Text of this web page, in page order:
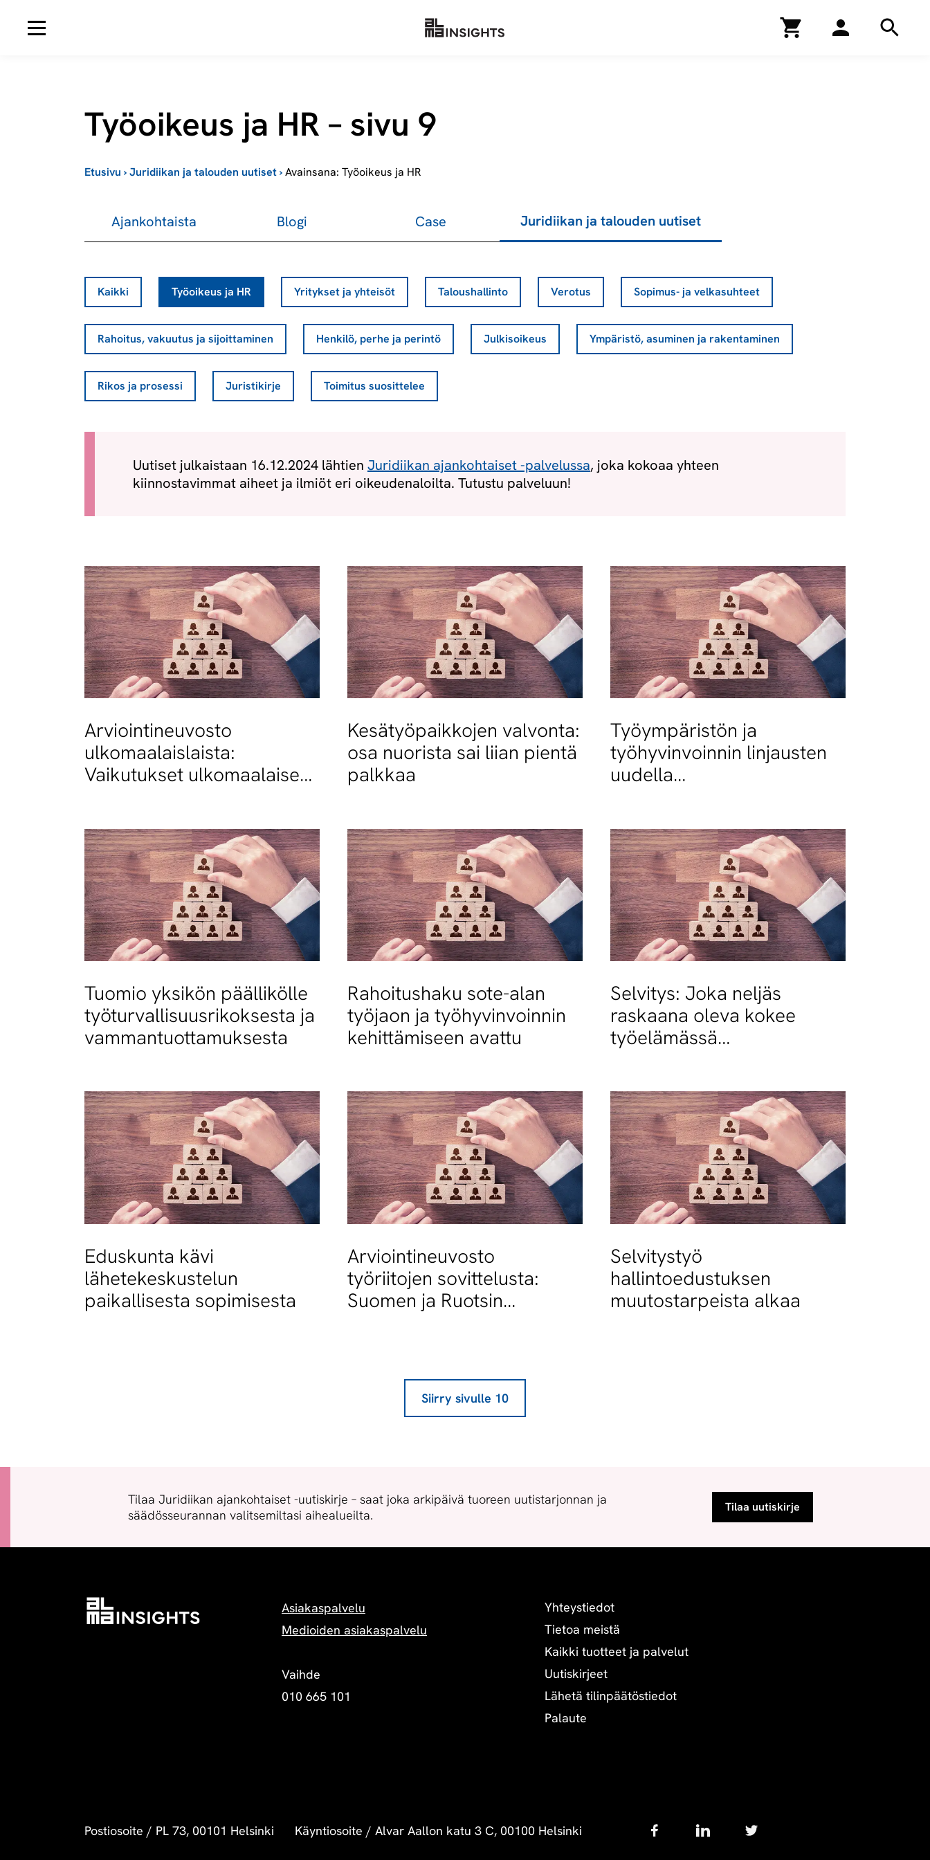
Työoikeus ja HR – sivu 9
Etusivu ›Juridiikan ja talouden uutiset›Avainsana: Työoikeus ja HR
Ajankohtaista Blogi Case Juridiikan ja talouden uutiset
Kaikki Työoikeus ja HR Yritykset ja yhteisöt Taloushallinto Verotus Sopimus- ja velkasuhteet
Rahoitus, vakuutus ja sijoittaminen Henkilö, perhe ja perintö Julkisoikeus Ympäristö, asuminen ja rakentaminen
Rikos ja prosessi Juristikirje Toimitus suosittelee
Uutiset julkaistaan 16.12.2024 lähtien Juridiikan ajankohtaiset -palvelussa, joka kokoaa yhteen
kiinnostavimmat aiheet ja ilmiöt eri oikeudenaloilta. Tutustu palveluun!
Arviointineuvosto
ulkomaalaislaista:
Vaikutukset ulkomaalaisen
Kesätyöpaikkojen valvonta:
osa nuorista sai liian pientä
palkkaa
Työympäristön ja
työhyvinvoinnin linjausten
uudella
tavoitetta
Tuomio yksikön päällikölle
työturvallisuusrikoksesta ja
vammantuottamuksesta
Rahoitushaku sote-alan
työjaon ja työhyvinvoinnin
kehittämiseen avattu
Selvitys: Joka neljäs
raskaana oleva kokee
työelämässä
Eduskunta kävi
lähetekeskustelun
paikallisesta sopimisesta
Arviointineuvosto
työriitojen sovittelusta:
Suomen ja Ruotsin
Selvitystyö
hallintoedustuksen
muutostarpeista alkaa
Siirry sivulle 10
Tilaa Juridiikan ajankohtaiset -uutiskirje – saat joka arkipäivä tuoreen uutistarjonnan ja
säädösseurannan valitsemiltasi aihealueilta.
Tilaa uutiskirje
Asiakaspalvelu
Medioiden asiakaspalvelu
Vaihde
010 665 101
Yhteystiedot
Tietoa meistä
Kaikki tuotteet ja palvelut
Uutiskirjeet
Lähetä tilinpäätöstiedot
Palaute
Postiosoite / PL 73, 00101 Helsinki Käyntiosoite / Alvar Aallon katu 3 C, 00100 Helsinki
Follow